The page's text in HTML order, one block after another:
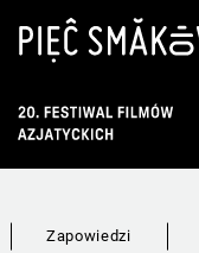
Zapowiedzi